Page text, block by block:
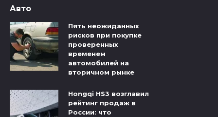
Авто
Пять неожиданных
рисков при покупке
проверенных
временем
автомобилей на
вторичном рынке
Hongqi HS3 возглавил
рейтинг продаж в
России: что